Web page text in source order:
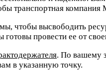
транспортная
чтобы высвободить
провести ее от
. По вашему
в указанную точку.